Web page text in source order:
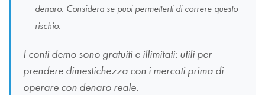
denaro. Considera se puoi permetterti di correre questo
rischio.
I conti demo sono gratuiti e illimitati: utili per
prendere dimestichezza con i mercati prima di
operare con denaro reale.